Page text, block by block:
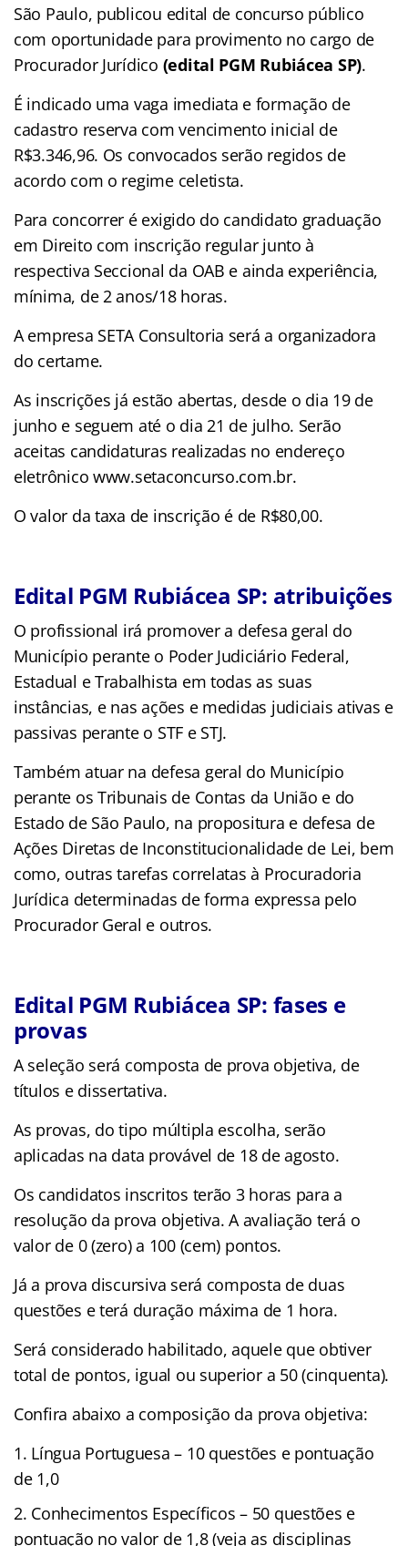
São Paulo, publicou edital de concurso público
com oportunidade para provimento no cargo de
Procurador Jurídico (edital PGM Rubiácea SP).
É indicado uma vaga imediata e formação de
cadastro reserva com vencimento inicial de
R$3.346,96. Os convocados serão regidos de
acordo com o regime celetista.
Para concorrer é exigido do candidato graduação
em Direito com inscrição regular junto à
respectiva Seccional da OAB e ainda experiência,
mínima, de 2 anos/18 horas.
A empresa SETA Consultoria será a organizadora
do certame.
As inscrições já estão abertas, desde o dia 19 de
junho e seguem até o dia 21 de julho. Serão
aceitas candidaturas realizadas no endereço
eletrônico www.setaconcurso.com.br.
O valor da taxa de inscrição é de R$80,00.
Edital PGM Rubiácea SP: atribuições
O profissional irá promover a defesa geral do
Município perante o Poder Judiciário Federal,
Estadual e Trabalhista em todas as suas
instâncias, e nas ações e medidas judiciais ativas e
passivas perante o STF e STJ.
Também atuar na defesa geral do Município
perante os Tribunais de Contas da União e do
Estado de São Paulo, na propositura e defesa de
Ações Diretas de Inconstitucionalidade de Lei, bem
como, outras tarefas correlatas à Procuradoria
Jurídica determinadas de forma expressa pelo
Procurador Geral e outros.
Edital PGM Rubiácea SP: fases e
provas
A seleção será composta de prova objetiva, de
títulos e dissertativa.
As provas, do tipo múltipla escolha, serão
aplicadas na data provável de 18 de agosto.
Os candidatos inscritos terão 3 horas para a
resolução da prova objetiva. A avaliação terá o
valor de 0 (zero) a 100 (cem) pontos.
Já a prova discursiva será composta de duas
questões e terá duração máxima de 1 hora.
Será considerado habilitado, aquele que obtiver
total de pontos, igual ou superior a 50 (cinquenta).
Confira abaixo a composição da prova objetiva:
Língua Portuguesa – 10 questões e pontuação
de 1,0
Conhecimentos Específicos – 50 questões e
pontuação no valor de 1,8 (veja as disciplinas